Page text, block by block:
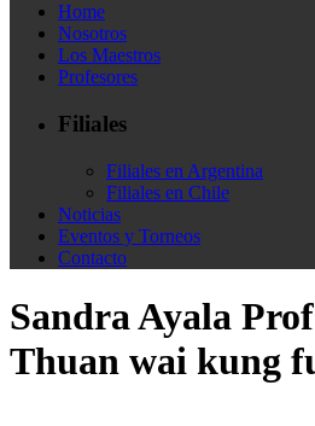
Home
Nosotros
Los Maestros
Profesores
Filiales
Filiales en Argentina
Filiales en Chile
Noticias
Eventos y Torneos
Contacto
Sandra Ayala
Thuan wai kung